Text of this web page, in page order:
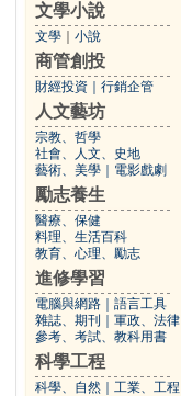
文學小說
文學 小說
商管創投
財經投資 行銷企管
人文藝坊
宗教、哲學
社會、人文、史地
藝術、美學
電影戲劇
勵志養生
醫療、保健
料理、生活百科
教育、心理、勵志
進修學習
電腦與網路
語言工具
雜誌、期刊
軍政、法律
參考、考試、教科用書
科學工程
科學、自然 工業、工程